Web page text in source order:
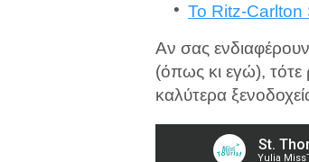
Το Ritz-Carlton
Αν σας
(όπως κι εγώ), τότε
καλύτερα